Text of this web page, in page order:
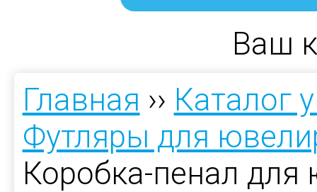
Ваш
Главная ›› Каталог
Футляры для
Коробка-пенал